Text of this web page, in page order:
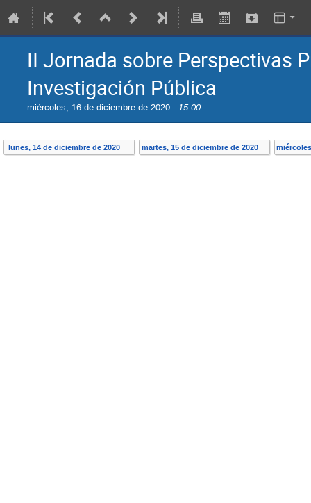
II Jornada sobre Perspectivas
Investigación Pública
miércoles, 16 de diciembre de 2020 - 15:00
lunes, 14 de diciembre de 2020 martes, 15 de diciembre de 2020